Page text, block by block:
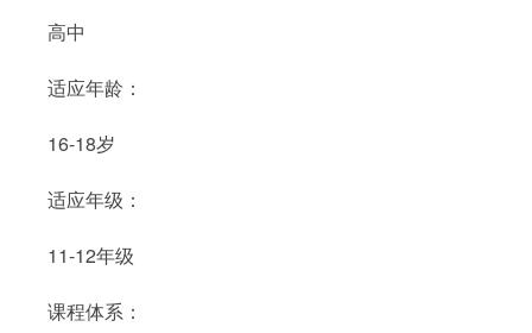
高中
适应年龄：
16-18岁
适应年级：
11-12年级
课程体系：